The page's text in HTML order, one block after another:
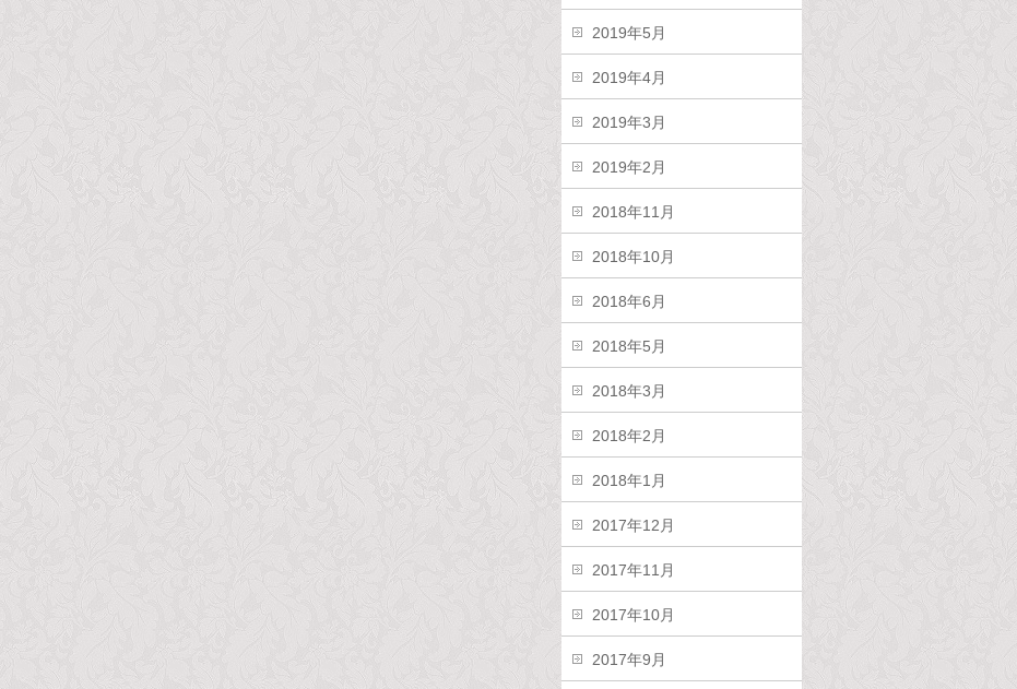
2019年5月
2019年4月
2019年3月
2019年2月
2018年11月
2018年10月
2018年6月
2018年5月
2018年3月
2018年2月
2018年1月
2017年12月
2017年11月
2017年10月
2017年9月